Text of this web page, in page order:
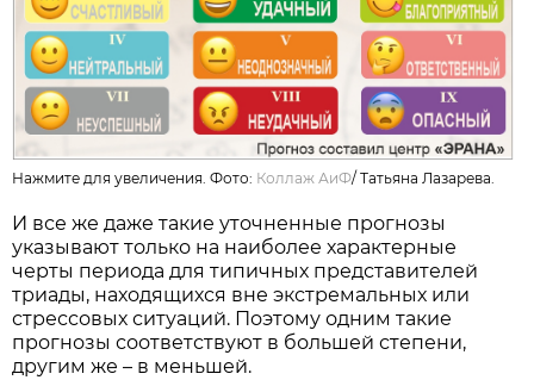
Нажмите для увеличения. Фото: Коллаж АиФ/Татьяна Лазарева.
И все же даже такие уточненные прогнозы
указывают только на наиболее характерные
черты периода для типичных представителей
триады, находящихся вне экстремальных или
стрессовых ситуаций. Поэтому одним такие
прогнозы соответствуют в большей степени,
другим же – в меньшей.